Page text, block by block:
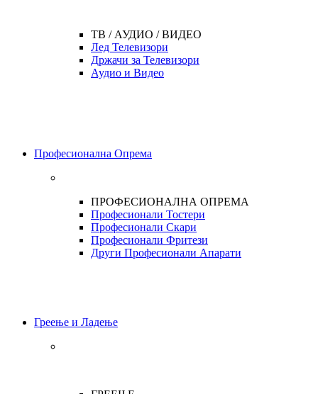
ТВ / АУДИО / ВИДЕО
Лед Телевизори
Држачи за Телевизори
Аудио и Видео
Професионална Опрема
ПРОФЕСИОНАЛНА ОПРЕМА
Професионали Тостери
Професионали Скари
Професионали Фритези
Други Професионали Апарати
Греење и Ладење